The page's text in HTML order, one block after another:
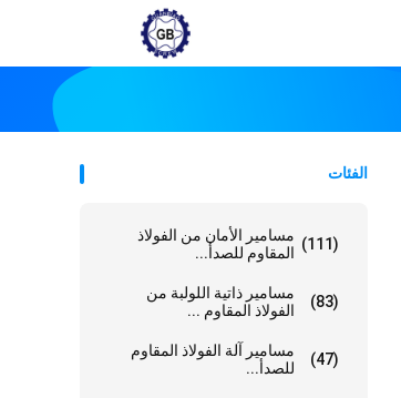
الفئات
مسامير الأمان من الفولاذ
المقاوم للصدأ...
(111)
مسامير ذاتية اللولبة من
الفولاذ المقاوم ...
(83)
مسامير آلة الفولاذ المقاوم
للصدأ...
(47)